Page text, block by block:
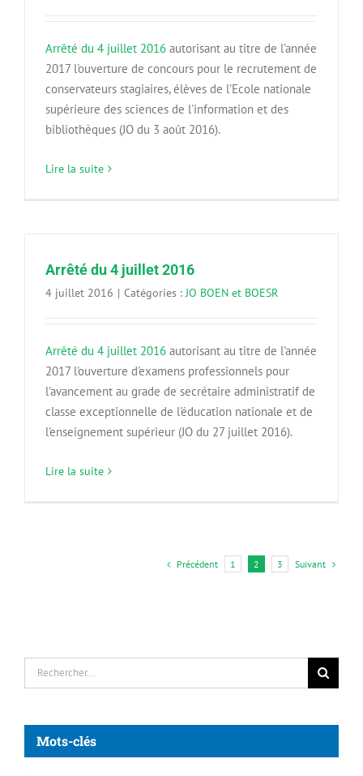
Arrêté du 4 juillet 2016 autorisant au titre de l'année
2017 l'ouverture de concours pour le recrutement de
conservateurs stagiaires, élèves de l'Ecole nationale
supérieure des sciences de l'information et des
bibliothèques (JO du 3 août 2016).
Lire la suite
Arrêté du 4 juillet 2016
4 juillet 2016 | Catégories : JO BOEN et BOESR
Arrêté du 4 juillet 2016 autorisant au titre de l'année
2017 l'ouverture d'examens professionnels pour
l'avancement au grade de secrétaire administratif de
classe exceptionnelle de l'éducation nationale et de
l'enseignement supérieur (JO du 27 juillet 2016).
Lire la suite
Précédent 1 2 3 Suivant
Rechercher:
Mots-clés